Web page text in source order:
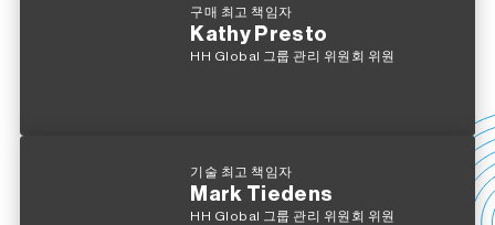
구매 최고 책임자
Kathy Presto
HH Global 그룹 관리 위원회 위원
기술 최고 책임자
Mark Tiedens
HH Global 그룹 관리 위원회 위원